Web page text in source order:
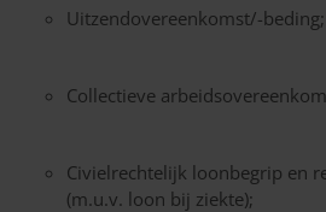
Uitzendovereenkomst/-beding;
Collectieve
Civielrechtelijk loonbegrip en
(m.u.v. loon bij ziekte);